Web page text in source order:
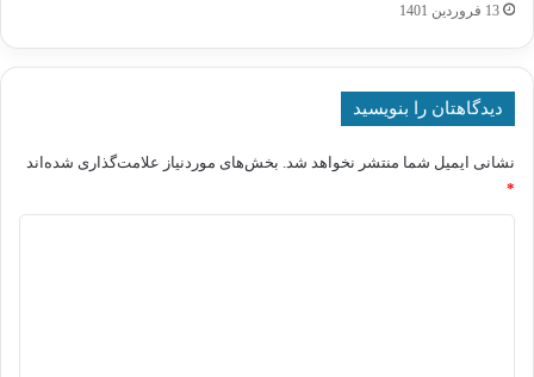
13 فروردین 1401
دیدگاهتان را بنویسید
نشانی ایمیل شما منتشر نخواهد شد. بخش‌های موردنیاز علامت‌گذاری شده‌اند
*